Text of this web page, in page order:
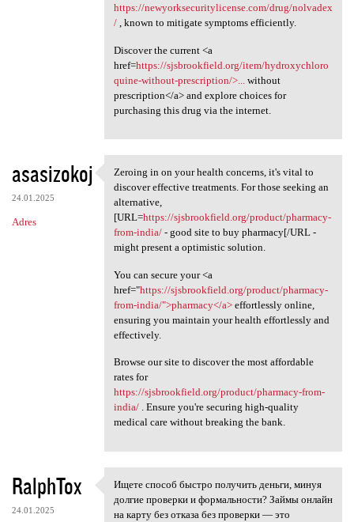
https://newyorksecuritylicense.com/drug/nolvadex
/, known to mitigate symptoms efficiently.
Discover the current <a
href=https://sjsbrookfield.org/item/hydroxychloro
quine-without-prescription/>...
without
prescription</a> and explore choices for
purchasing this drug via the internet.
asasizokoj
24.01.2025
Adres
Zeroing in on your health
Zeroing in on your health concerns, it's vital to
discover effective treatments. For those seeking an
alternative,
[URL=https://sjsbrookfield.org/product/pharmacy-
from-india/- good site to buy pharmacy[/URL -
might present a optimistic solution.
You can secure your <a
href="https://sjsbrookfield.org/product/pharmacy-
from-india/">pharmacy</a>effortlessly online,
ensuring you maintain your health effortlessly and
effectively.
Browse our site to discover the most affordable
rates for
https://sjsbrookfield.org/product/pharmacy-from-
india/. Ensure you're securing high-quality
medical care without breaking the bank.
RalphTox
24.01.2025
Ищете способ быстро получить
Ищете способ быстро получить деньги, минуя
долгие проверки и формальности? Займы онлайн
на карту без отказа без проверки — это